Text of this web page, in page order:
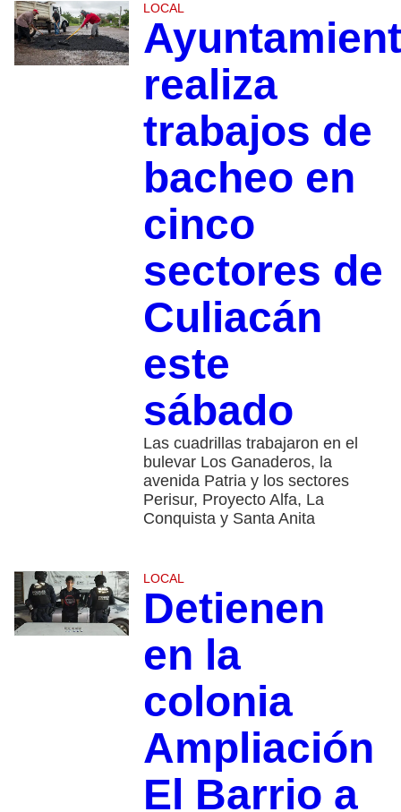
LOCAL
realiza
trabajos de
bacheo en
cinco
sectores de
Culiacán
este
sábado
Las cuadrillas trabajaron en el
bulevar Los Ganaderos, la
avenida Patria y los sectores
Perisur, Proyecto Alfa, La
Conquista y Santa Anita
LOCAL
Detienen
en la
colonia
Ampliación
El Barrio a